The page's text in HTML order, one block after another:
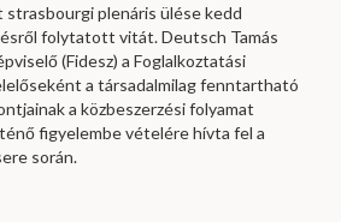
strasbourgi plenáris ülése kedd
folytatott vitát. Deutsch Tamás
(Fidesz) a Foglalkoztatási
a társadalmilag fenntartható
a közbeszerzési folyamat
figyelembe vételére hívta fel a
során.